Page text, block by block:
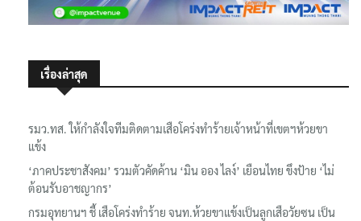
เรื่องล่าสุด
รมว.ทส. ให้กำลังใจทีมติดตามเสือโคร่งทำร้ายเจ้าหน้าที่เขตฯห้วยขา
แข้ง
‘ภาคประชาสังคม’ รวมตัวคัดค้าน ‘มิน ออง ไลง์’ เยือนไทย ขึงป้าย ‘ไม่
ต้อนรับอาชญากร’
กรมอุทยานฯ ชี้ เสือโคร่งทำร้าย จนท.ห้วยขาแข้งเป็นลูกเสือวัยซน เป็น